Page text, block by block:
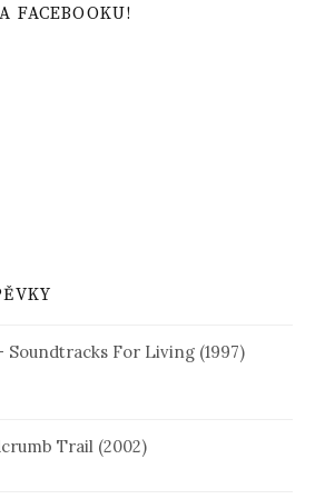
FACEBOOKU!
For Living (1997)
Trail (2002)